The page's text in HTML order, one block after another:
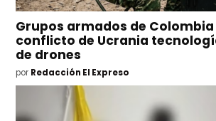
Grupos armados de
conflicto de Ucrania
de drones
por Redacción El Expreso